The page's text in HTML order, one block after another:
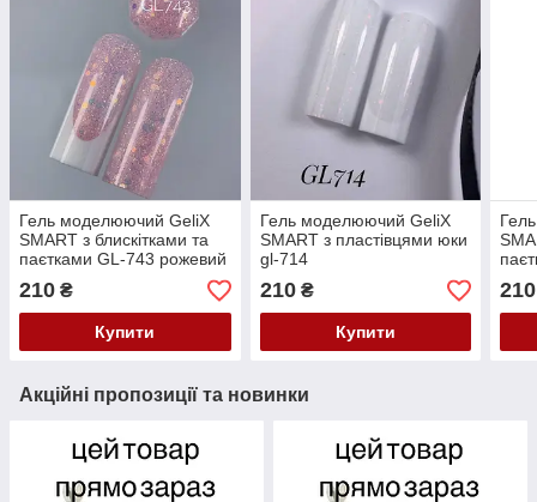
Гель моделюючий GeliX
SMART з блискітками та
паєтками GL-743 рожевий
210 ₴
Купити
Гель моделюючий GeliX
SMART з пластівцями юки
gl-714
210₴
Купити
210
Акційні пропозиції та новинки